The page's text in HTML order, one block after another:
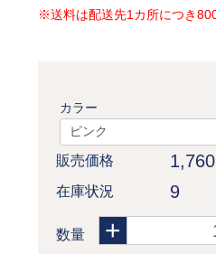
※送料は配送先1カ所につき
カラー
販売価格
在庫状況 9
数量 +